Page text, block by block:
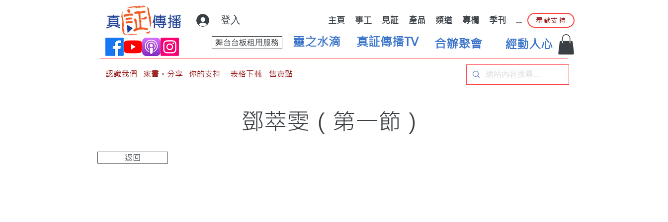
登入 主頁 事工 見証 產品 頻道 專欄 季刊 ... 奉獻支持
靈之水滴
舞台台板租用服務 真証傳播TV 合辦聚會 經動人心
認識我們 家書。分享 你的支持 表格下載 售賣點
鄧萃雯（第一節）
返回